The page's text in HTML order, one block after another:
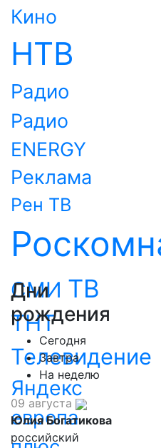
Кино
НТВ
Радио
Радио
ENERGY
Реклама
Рен ТВ
СМИ ТВ
ТНТ
Телевидение
Яндекс
европа
Дни
рождения
Сегодня
Завтра
На неделю
09 августа
Юлия Богатикова
российский